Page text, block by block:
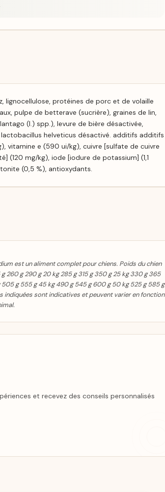
lignocellulose, protéines de porc et de volaille
pulpe de betterave (sucrière), graines de lin,
(l.) spp.), levure de bière désactivée,
helveticus désactivé. additifs additifs
vitamine e (590 ui/kg), cuivre [sulfate de cuivre
(120 mg/kg), iode [iodure de potassium] (1,1
(0,5 %), antioxydants.
est un aliment complet pour chiens. Poids du chien
260 g 290 g 20 kg 285 g 315 g 350 g 25 kg 330 g 365
g 555 g 45 kg 490 g 545 g 600 g 50 kg 525 g 585 g
sont indicatives et peuvent varier en fonction
et recevez des conseils personnalisés